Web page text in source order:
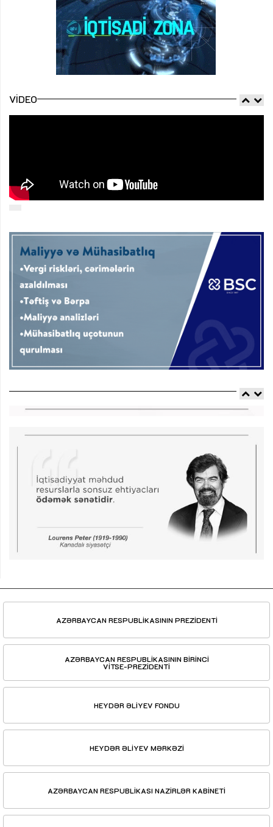
VIDEO
AZƏRBAYCAN RESPUBLİKASININ PREZİDENTİ
AZƏRBAYCAN RESPUBLİKASININ BİRİNCİ
VİTSE-PREZİDENTİ
HEYDƏR ƏLİYEV FONDU
HEYDƏR ƏLİYEV MƏRKƏZİ
AZƏRBAYCAN RESPUBLİKASI NAZİRLƏR KABİNETİ